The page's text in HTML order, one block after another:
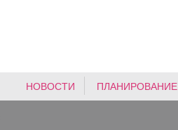
НОВОСТИ ПЛАНИРОВАНИЕ